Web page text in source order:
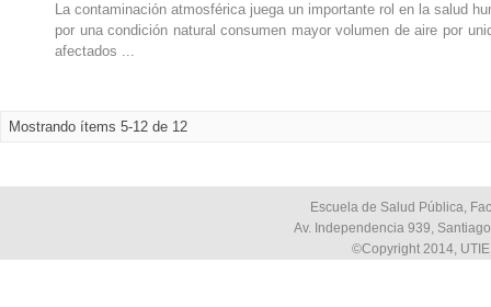
La contaminación atmosférica juega un importante rol en la salud
por una condición natural consumen mayor volumen de aire por
afectados ...
Mostrando ítems 5-12 de 12
Escuela de Salud Pública,
Av. Independencia 939,
©Copyright 2014,